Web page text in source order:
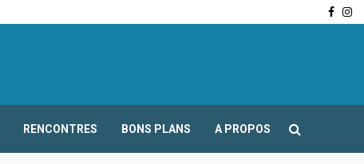
RENCONTRES BONS PLANS A PROPOS